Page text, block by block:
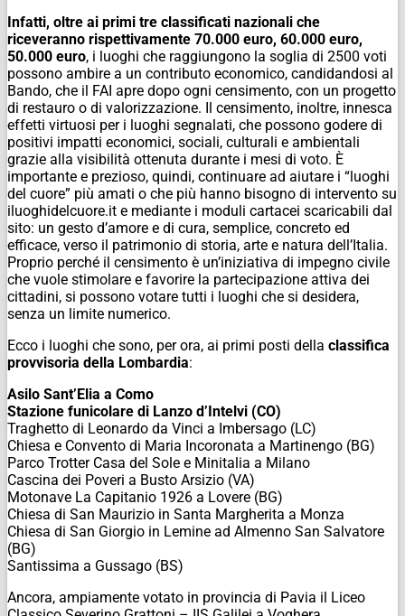
Infatti, oltre ai primi tre classificati nazionali che
riceveranno rispettivamente 70.000 euro, 60.000 euro,
50.000 euro, i luoghi che raggiungono la soglia di 2500 voti
possono ambire a un contributo economico, candidandosi al
Bando, che il FAI apre dopo ogni censimento, con un progetto
di restauro o di valorizzazione. Il censimento, inoltre, innesca
effetti virtuosi per i luoghi segnalati, che possono godere di
positivi impatti economici, sociali, culturali e ambientali
grazie alla visibilità ottenuta durante i mesi di voto. È
importante e prezioso, quindi, continuare ad aiutare i “luoghi
del cuore” più amati o che più hanno bisogno di intervento su
iluoghidelcuore.it e mediante i moduli cartacei scaricabili dal
sito: un gesto d’amore e di cura, semplice, concreto ed
efficace, verso il patrimonio di storia, arte e natura dell’Italia.
Proprio perché il censimento è un’iniziativa di impegno civile
che vuole stimolare e favorire la partecipazione attiva dei
cittadini, si possono votare tutti i luoghi che si desidera,
senza un limite numerico.
Ecco i luoghi che sono, per ora, ai primi posti della classifica
provvisoria della Lombardia:
Asilo Sant’Elia a Como
Stazione funicolare di Lanzo d’Intelvi (CO)
Traghetto di Leonardo da Vinci a Imbersago (LC)
Chiesa e Convento di Maria Incoronata a Martinengo (BG)
Parco Trotter Casa del Sole e Minitalia a Milano
Cascina dei Poveri a Busto Arsizio (VA)
Motonave La Capitanio 1926 a Lovere (BG)
Chiesa di San Maurizio in Santa Margherita a Monza
Chiesa di San Giorgio in Lemine ad Almenno San Salvatore
(BG)
Santissima a Gussago (BS)
Ancora, ampiamente votato in provincia di Pavia il Liceo